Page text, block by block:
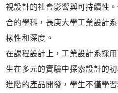
視設計的社會影響與可持續性
合的學科，長庚大學工業設計
樣性和深度。
在課程設計上，工業設計系採
生在多元的實驗中探索設計的
進階的產品開發，學生不僅學